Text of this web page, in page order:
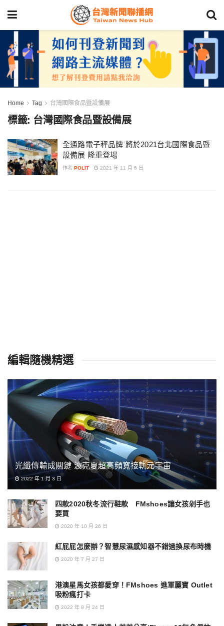
Home Tag 台灣國際食品暨設備展
標籤: 台灣國際食品暨設備展
全通路電子秤品牌 將於2021台北國際食品暨
設備展 隆重登場
作者 POLIT 2021 年 11 月 6 日
編輯隨機精選
光纖傳輸成關鍵 波克夏超高頻寬接軌元宇宙
2022 年 1 月 3 日
四款2020秋冬流行鞋款 FMshoes讓女孩剁手也
要買
2020 年 10 月 26 日
紅屁屁怎麼辦？智慧尿濕感知器不錯過換尿布時機
2020 年 7 月 27 日
港澳星馬女孩都愛穿！FMshoes 進軍麗寶 Outlet
吸粉瘋打卡
2022 年 8 月 24 日